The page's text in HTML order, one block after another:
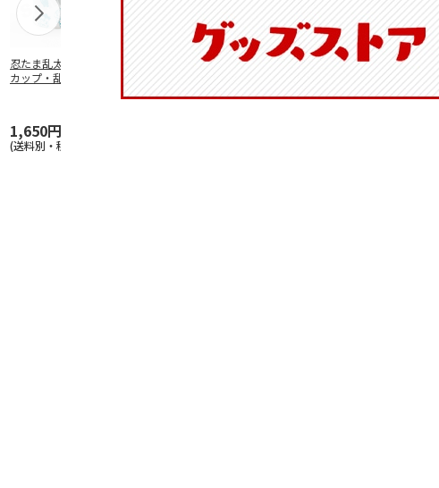
忍たま乱太郎 マグ
カップ・乱太郎・き
1,650円
(送料別・税込)
抗菌食洗機対応 ふ
わっと弁当箱 530ml
水森亜土 PF …
マスコット入りドリ
ンクボトル ハロー
キティ PSPR5MC
陶器ダイカット
カップ ポムポムプ
リン CHMGD4